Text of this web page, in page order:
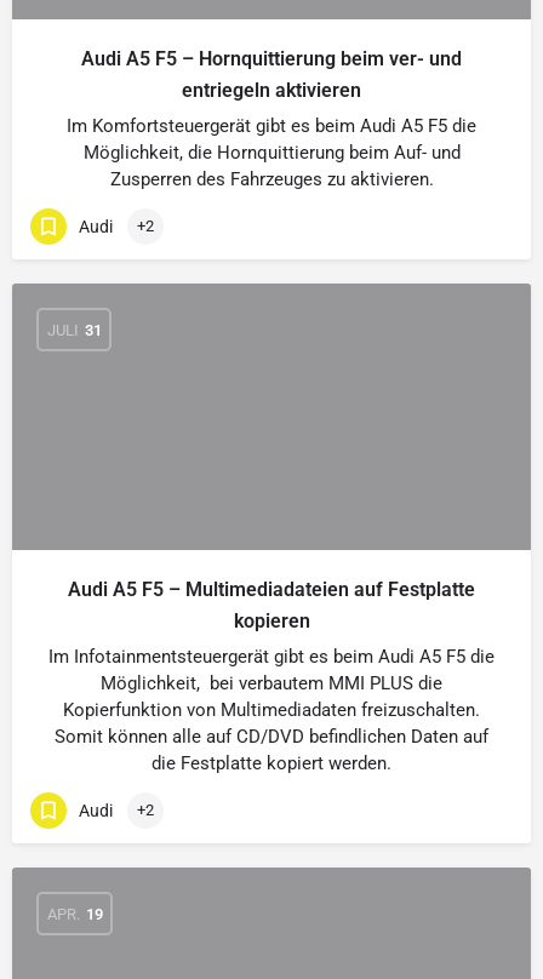
Audi A5 F5 – Hornquittierung beim ver- und
entriegeln aktivieren
Im Komfortsteuergerät gibt es beim Audi A5 F5 die
Möglichkeit, die Hornquittierung beim Auf- und
Zusperren des Fahrzeuges zu aktivieren.
Audi +2
JULI 31
Audi A5 F5 – Multimediadateien auf Festplatte
kopieren
Im Infotainmentsteuergerät gibt es beim Audi A5 F5 die
Möglichkeit, bei verbautem MMI PLUS die
Kopierfunktion von Multimediadaten freizuschalten.
Somit können alle auf CD/DVD befindlichen Daten auf
die Festplatte kopiert werden.
Audi +2
APR. 19